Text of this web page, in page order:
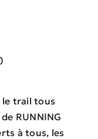
le trail tous
RUNNING
à tous, les